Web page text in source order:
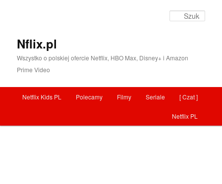
Nflix.pl
Wszystko o polskiej ofercie Netflix, HBO Max, Disney+ i Amazon
Prime Video
Menu główne
Przeskocz do tekstu [ Czat ]
Seriale
Filmy
Polecamy
Netflix Kids PL
Netflix PL